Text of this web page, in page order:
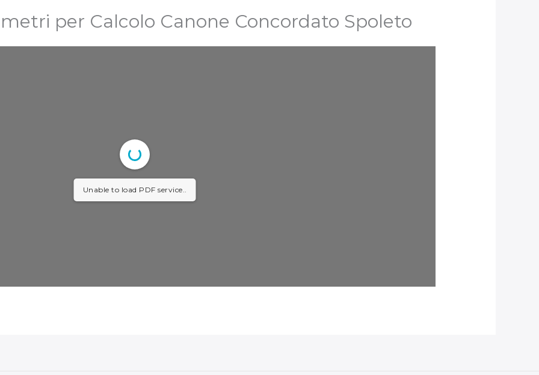
per Calcolo Canone Concordato Spoleto
Unable to load PDF service..